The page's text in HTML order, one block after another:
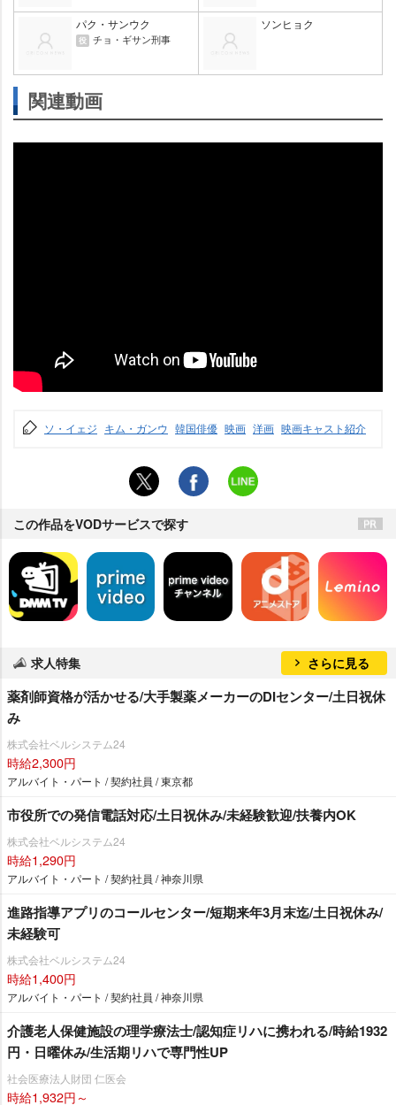
パク・サンウク
役 チョ・ギサン刑事
ソンヒョク
関連動画
ソ・イェジ キム・ガンウ 韓国俳優 映画 洋画 映画キャスト紹介
この作品をVODサービスで探す
求人特集 さらに見る
薬剤師資格が活かせる/大手製薬メーカーのDIセンター/土日祝休
み
株式会社ベルシステム24
時給2,300円
アルバイト・パート / 契約社員 / 東京都
市役所での発信電話対応/土日祝休み/未経験歓迎/扶養内OK
株式会社ベルシステム24
時給1,290円
アルバイト・パート / 契約社員 / 神奈川県
進路指導アプリのコールセンター/短期来年3月末迄/土日祝休み/
未経験可
株式会社ベルシステム24
時給1,400円
アルバイト・パート / 契約社員 / 神奈川県
介護老人保健施設の理学療法士/認知症リハに携われる/時給1932
円・日曜休み/生活期リハで専門性UP
社会医療法人財団 仁医会
時給1,932円～